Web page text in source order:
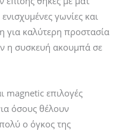
γωνίες και
για καλύτερη προστασία
η συσκευή ακουμπά σε
magnetic επιλογές
όσους θέλουν
ο όγκος της